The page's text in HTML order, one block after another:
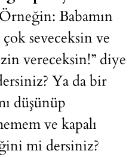
Örneğin: Babamın
çok seveceksin ve
vereceksin!” diye
Ya da bir
düşünüp
ve kapalı
mi dersiniz?